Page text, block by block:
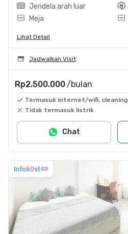
Jendela arah luar
Meja
Lihat Detail
Jadwalkan Visit
Rp2.500.000 /bulan
Termasuk internet/wifi, cleaning
Tidak termasuk listrik
Chat